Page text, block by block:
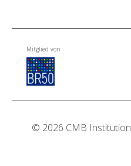
Mitglied von
© 2026 CMB Institution